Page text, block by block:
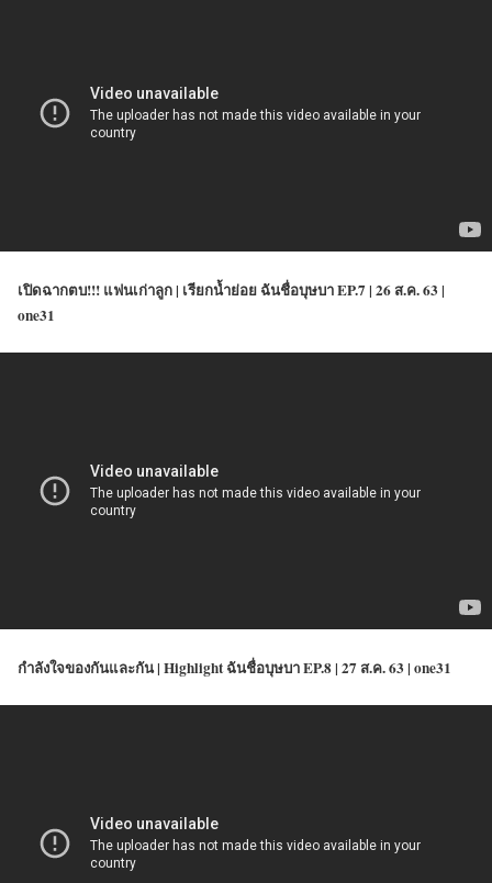
เปิดฉากตบ!!! แฟนเก่าลูก | เรียกน้ำย่อย ฉันชื่อบุษบา EP.7 | 26 ส.ค. 63 |
one31
กำลังใจของกันและกัน | Highlight ฉันชื่อบุษบา EP.8 | 27 ส.ค. 63 | one31